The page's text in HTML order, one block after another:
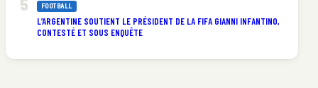
FOOTBALL
L’ARGENTINE SOUTIENT LE PRÉSIDENT DE LA FIFA GIANNI INFANTINO,
CONTESTÉ ET SOUS ENQUÊTE